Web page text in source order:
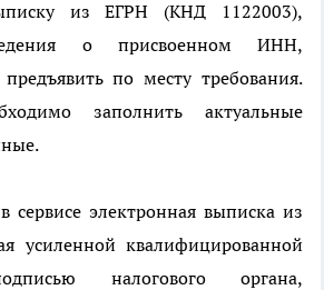
из ЕГРН (КНД 1122003),
о присвоенном ИНН,
по месту требования.
заполнить актуальные
сервисе электронная выписка из
усиленной квалифицированной
налогового органа,